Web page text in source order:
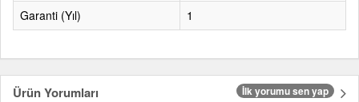
Garanti (Yıl)
1
Ürün Yorumları İlk yorumu sen yap